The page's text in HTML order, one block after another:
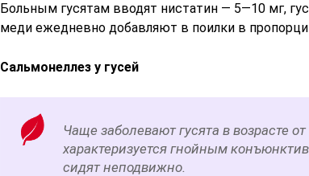
Больным гусятам вводят нистатин — 5—10 мг,
меди ежедневно добавляют в поилки в
Сальмонеллез у гусей
Чаще заболевают гусята в возрасте
характеризуется гнойным
сидят неподвижно.